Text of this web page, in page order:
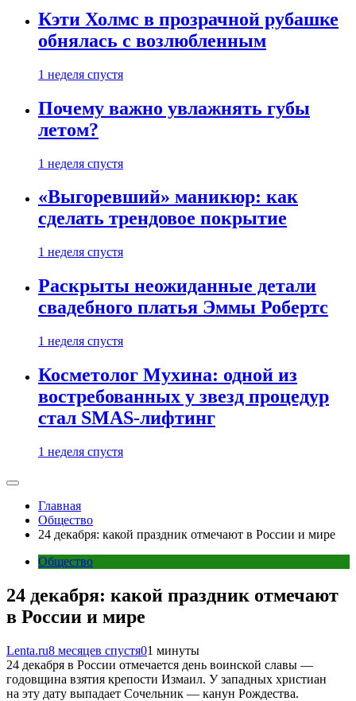
Кэти Холмс в прозрачной рубашке
обнялась с возлюбленным
1 неделя спустя
Почему важно увлажнять губы
летом?
1 неделя спустя
«Выгоревший» маникюр: как
сделать трендовое покрытие
1 неделя спустя
Раскрыты неожиданные детали
свадебного платья Эммы Робертс
1 неделя спустя
Косметолог Мухина: одной из
востребованных у звезд процедур
стал SMAS-лифтинг
1 неделя спустя
Главная
Общество
24 декабря: какой праздник отмечают в России и мире
Общество
24 декабря: какой праздник отмечают
в России и мире
Lenta.ru8 месяцев спустя01 минуты
24 декабря в России отмечается день воинской славы —
годовщина взятия крепости Измаил. У западных христиан
на эту дату выпадает Сочельник — канун Рождества.